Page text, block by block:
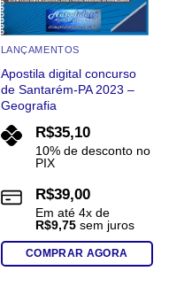
LANÇAMENTOS
Apostila digital concurso
de Santarém-PA 2023 –
Geografia
R$35,10
10% de desconto no
PIX
R$39,00
Em até 4x de
R$9,75sem juros
COMPRAR AGORA